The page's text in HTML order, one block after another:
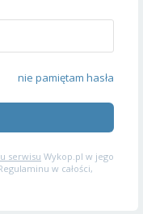
nie pamiętam hasła
serwisu Wykop.pl w jego
w całości,